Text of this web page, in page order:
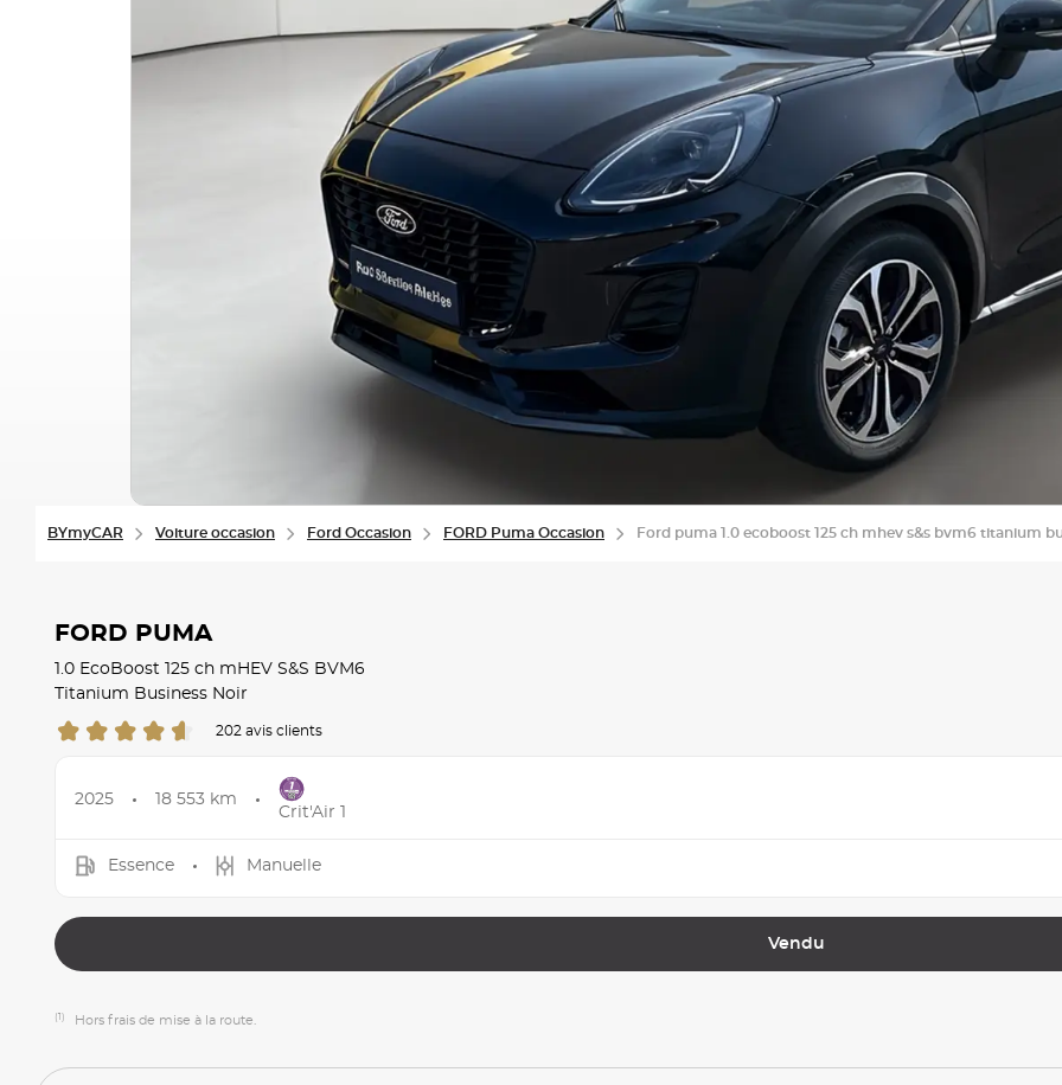
BYmyCAR Voiture occasion Ford Occasion FORD Puma Occasion Ford puma 1.0 ecoboost 125 ch mhev s&s bvm6 titanium
FORD PUMA
1.0 EcoBoost 125 ch mHEV S&S BVM6
Titanium Business Noir
202 avis clients
2025 18 553 km
Crit'Air 1
Essence Manuelle
Vendu
(1) Hors frais de mise à la route.